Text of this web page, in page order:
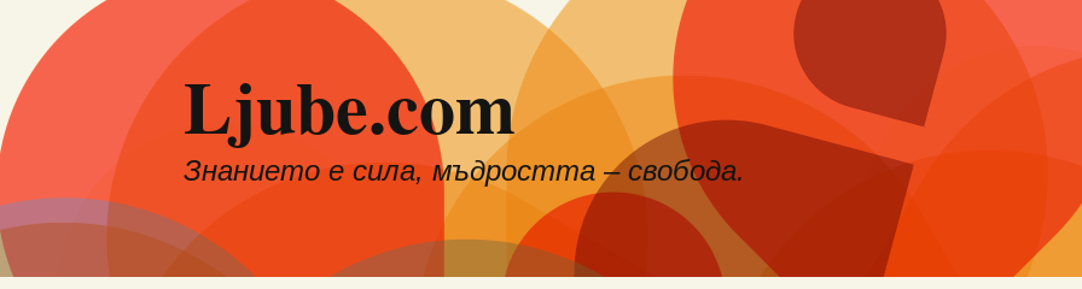
съдържанието
Ljube.com
Знанието е сила, мъдростта – свобода.